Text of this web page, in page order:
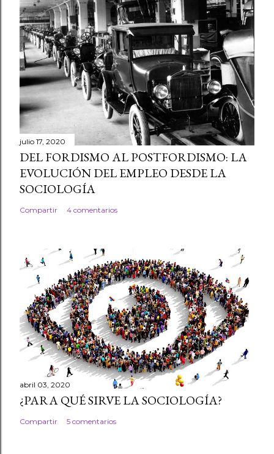
julio 17, 2020
DEL FORDISMO AL POSTFORDISMO: LA
EVOLUCIÓN DEL EMPLEO DESDE LA
SOCIOLOGÍA
Compartir 4 comentarios
abril 03, 2020
¿PARA QUÉ SIRVE LA SOCIOLOGÍA?
Compartir 5 comentarios